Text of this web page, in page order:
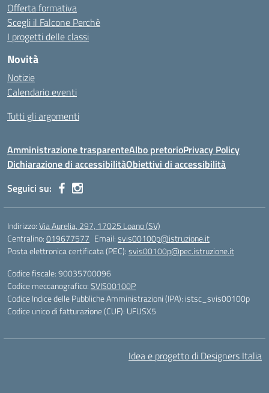
Offerta formativa
Scegli il Falcone Perchè
I progetti delle classi
Novità
Notizie
Calendario eventi
Tutti gli argomenti
Amministrazione trasparenteAlbo pretorioPrivacy Policy
Dichiarazione di accessibilitàObiettivi di accessibilità
Seguici su:
Indirizzo:Via Aurelia, 297, 17025 Loano (SV)
Centralino:019677577 Email:svis00100p@istruzione.it
Posta elettronica certificata (PEC):svis00100p@pec.istruzione.it
Codice fiscale: 90035700096
Codice meccanografico:SVIS00100P
Codice Indice delle Pubbliche Amministrazioni (IPA): istsc_svis00100p
Codice unico di fatturazione (CUF): UFUSX5
Idea e progetto di Designers Italia